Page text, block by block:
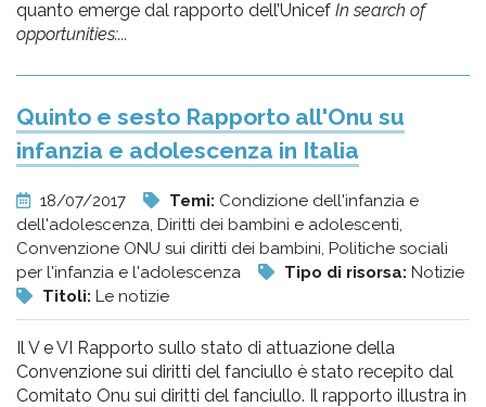
quanto emerge dal rapporto dell’Unicef In search of
opportunities:...
Quinto e sesto Rapporto all'Onu su
infanzia e adolescenza in Italia
18/07/2017 Temi: Condizione dell'infanzia e
dell'adolescenza, Diritti dei bambini e adolescenti,
Convenzione ONU sui diritti dei bambini, Politiche sociali
per l'infanzia e l'adolescenza
Tipo di risorsa: Notizie
Titoli: Le notizie
Il V e VI Rapporto sullo stato di attuazione della
Convenzione sui diritti del fanciullo è stato recepito dal
Comitato Onu sui diritti del fanciullo. Il rapporto illustra in